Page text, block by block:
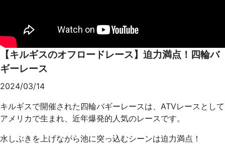
【キルギスのオフロードレース】迫力満点！四輪バ
ギーレース
2024/03/14
キルギスで開催された四輪バギーレースは、ATVレースとして
アメリカで生まれ、近年爆発的人気のレースです。
水しぶきを上げながら池に突っ込むシーンは迫力満点！